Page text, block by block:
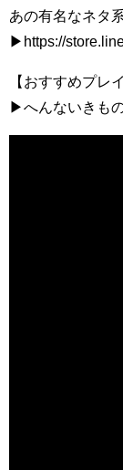
あの有名なネタ
▶https://
【おすすめプレ
▶へんないきも